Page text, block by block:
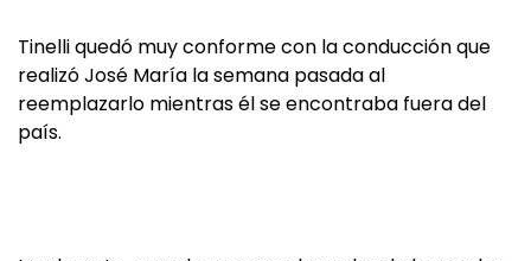
Tinelli quedó muy conforme con la conducción que
realizó José María la semana pasada al
reemplazarlo mientras él se encontraba fuera del
país.